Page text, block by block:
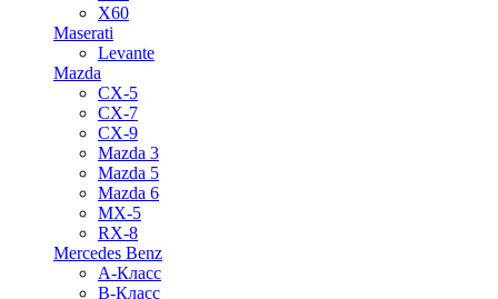
X60
Maserati
Levante
Mazda
CX-5
CX-7
CX-9
Mazda 3
Mazda 5
Mazda 6
MX-5
RX-8
Mercedes Benz
A-Класс
B-Класс